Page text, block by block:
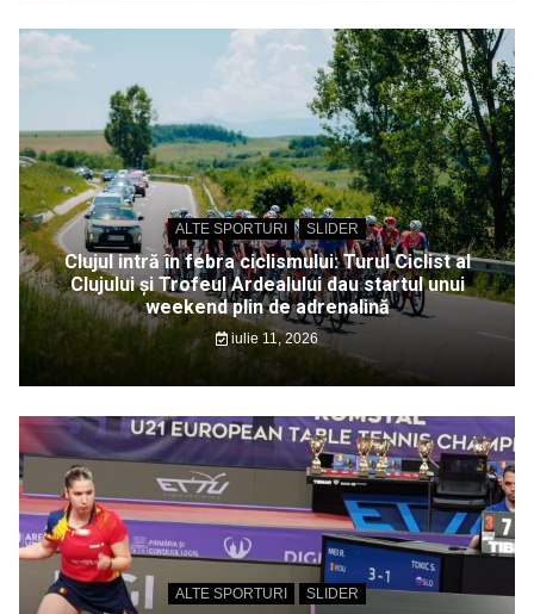
ALTE SPORTURI SLIDER
Clujul intră în febra ciclismului: Turul Ciclist al
Clujului și Trofeul Ardealului dau startul unui
weekend plin de adrenalină
iulie 11, 2026
ALTE SPORTURI SLIDER